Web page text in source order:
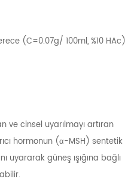
(C=0.07g/ 100ml, %10 HAc)
ve cinsel uyarılmayı artıran
hormonun (α-MSH) sentetik
uyararak güneş ışığına bağlı